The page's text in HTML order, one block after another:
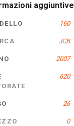
aggiuntive
160
JCB
2007
620
26
0